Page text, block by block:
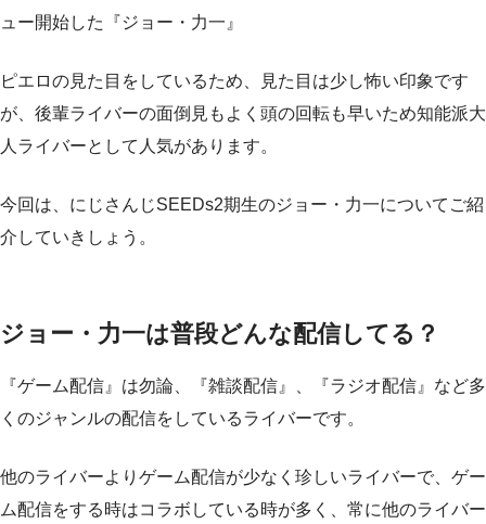
ュー開始した『ジョー・力一』
ピエロの見た目をしているため、見た目は少し怖い印象です
が、後輩ライバーの面倒見もよく頭の回転も早いため知能派大
人ライバーとして人気があります。
今回は、にじさんじSEEDs2期生のジョー・力一についてご紹
介していきしょう。
ジョー・力一は普段どんな配信してる？
『ゲーム配信』は勿論、『雑談配信』、『ラジオ配信』など多
くのジャンルの配信をしているライバーです。
他のライバーよりゲーム配信が少なく珍しいライバーで、ゲー
ム配信をする時はコラボしている時が多く、常に他のライバー